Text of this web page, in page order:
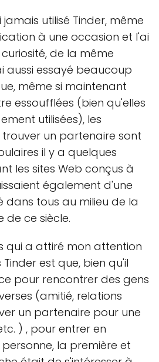
utilisé Tinder, même
à une occasion et l'ai
de la même
aussi essayé beaucoup
même si maintenant
essoufflées (bien qu'elles
utilisées), les
un partenaire sont
il y a quelques
les sites Web conçus à
également d'une
tous au milieu de la
de ce siècle.
qui a attiré mon attention
est que, bien qu'il
pour rencontrer des gens
(amitié, relations
un partenaire pour une
) , pour entrer en
la première et